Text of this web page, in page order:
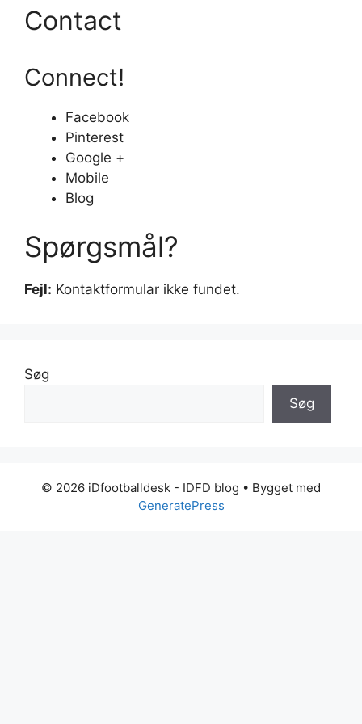
Contact
Connect!
Facebook
Pinterest
Google +
Mobile
Blog
Spørgsmål?
Fejl: Kontaktformular ikke fundet.
Søg
Søg
© 2026 iDfootballdesk - IDFD blog • Bygget med
GeneratePress